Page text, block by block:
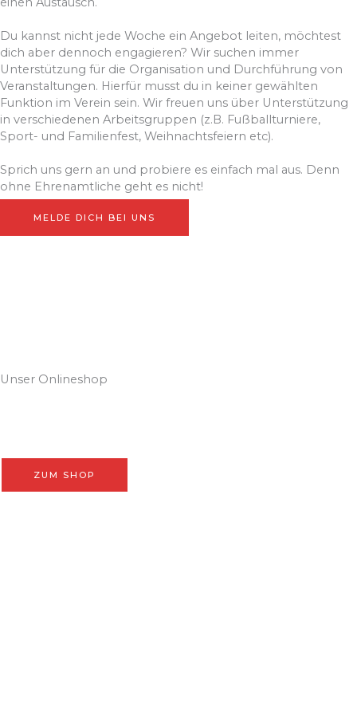
unterstützen möchten!
Gemeinsam für unseren Verein und unsere
Nachbarschaft! 💚🤍
🔗 https://www.penny.de/aktionen/foerderpenny
Du kannst nicht jede Woche ein Angebot leiten, möchtest
dich aber dennoch engagieren? Wir suchen immer
Unterstützung für die Organisation und Durchführung von
Veranstaltungen. Hierfür musst du in keiner gewählten
Funktion im Verein sein. Wir freuen uns über Unterstützung
in verschiedenen Arbeitsgruppen (z.B. Fußballturniere,
Sport- und Familienfest, Weihnachtsfeiern etc).
Sprich uns gern an und probiere es einfach mal aus. Denn
ohne Ehrenamtliche geht es nicht!
MELDE DICH BEI UNS
Unser Onlineshop
ZUM SHOP